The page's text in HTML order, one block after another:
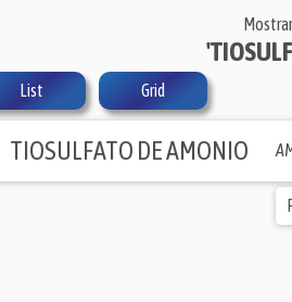
List Grid
TIOSULFATO DE AMONIO